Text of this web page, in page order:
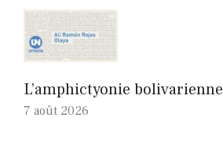
L’amphictyonie bolivarienne
7 août 2026